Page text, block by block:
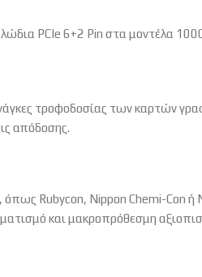
PCIe 6+2 Pin στα μοντέλα
τροφοδοσίας των καρτών
απόδοσης.
Rubycon, Nippon Chemi-Con ή
και μακροπρόθεσμη